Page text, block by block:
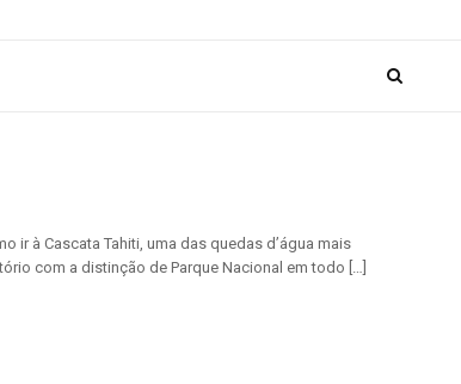
ir à Cascata Tahiti, uma das quedas d’água mais
com a distinção de Parque Nacional em todo […]